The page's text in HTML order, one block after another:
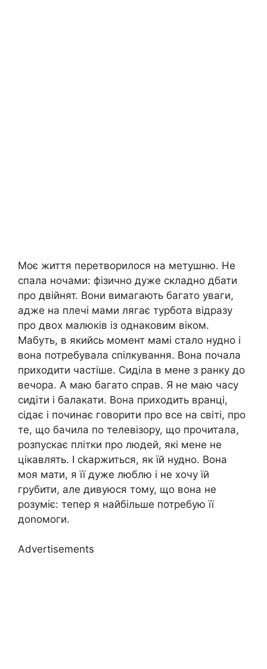
Моє життя перетворилося на метушню. Не
спала ночами: фізично дуже складно дбати
про двійнят. Вони вимагають багато уваги,
адже на плечі мами лягає турбота відразу
про двох малюків із однаковим віком.
Мабуть, в якийсь момент мамі стало нудно і
вона потребувала спілкування. Вона почала
приходити частіше. Сиділа в мене з ранку до
вечора. А маю багато справ. Я не маю часу
сидіти і балакати. Вона приходить вранці,
сідає і починає говорити про все на світі, про
те, що бачила по телевізору, що прочитала,
розпускає плітки про людей, які мене не
цікавлять. І сkаржиться, як їй нудно. Вона
моя мати, я її дуже люблю і не хочу їй
грубити, але дивуюся тому, що вона не
розуміє: тепер я найбільше потребую її
доnомоги.
Advertisements